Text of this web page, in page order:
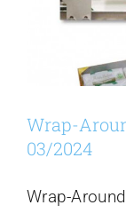
Wrap-
03/2024
Wrap-